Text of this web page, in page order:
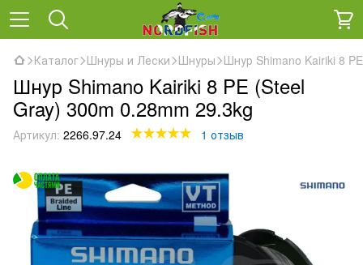
Каталог Шнуры и Лески Шнуры Шнур Shimano Kairiki 8
Шнур Shimano Kairiki 8 PE (Steel
Gray) 300m 0.28mm 29.3kg
Артикул: 2266.97.24 1 отзыв